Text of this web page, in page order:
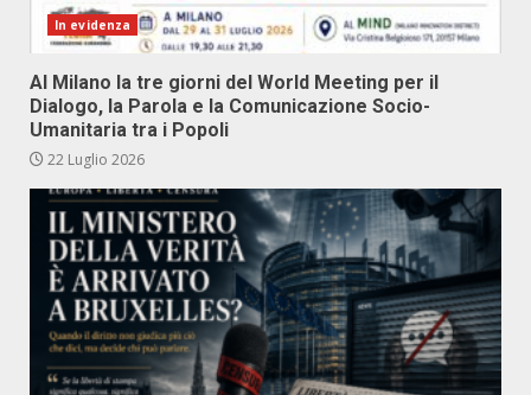
In evidenza
Al Milano la tre giorni del World Meeting per il
Dialogo, la Parola e la Comunicazione Socio-
Umanitaria tra i Popoli
22 Luglio 2026